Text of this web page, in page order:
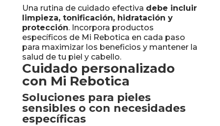
Una rutina de cuidado efectiva debe incluir
limpieza, tonificación, hidratación y
protección. Incorpora productos
específicos de Mi Rebotica en cada paso
para maximizar los beneficios y mantener la
salud de tu piel y cabello.
Cuidado personalizado
con Mi Rebotica
Soluciones para pieles
sensibles o con necesidades
específicas